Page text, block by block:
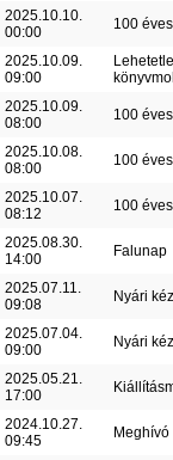
2025.10.10.
00:00
100
2025.10.09.
09:00
2025.10.09.
08:00
100
2025.10.08.
08:00
100
2025.10.07.
08:12
100
2025.08.30.
14:00
Falunap
2025.07.11.
09:08
Nyári
2025.07.04.
09:00
Nyári
2025.05.21.
17:00
2024.10.27.
09:45
Meghívó